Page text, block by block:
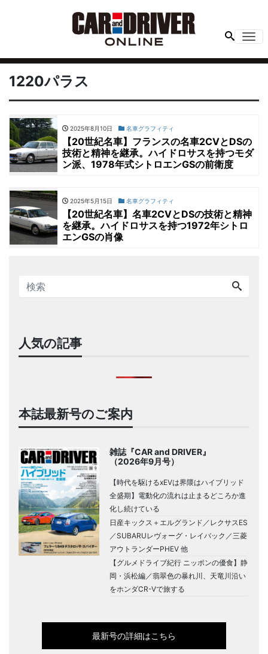
1220パラス
2025年8月10日 名車グラフィティ
【20世紀名車】フランスの名車2CVとDSの
技術と精神を継承。ハイドロサスを持つモダ
ン派、1978年式シトロエンGSの前衛度
2025年5月15日 名車グラフィティ
【20世紀名車】名車2CVとDSの技術と精神
を継承。ハイドロサスを持つ1972年シトロ
エンGSの肖像
人気の記事
本誌最新号のご案内
雑誌『CAR and DRIVER』
（2026年9月号）
【時代を駆けるxEVは界隈はハイブリッド
全盛期】電動化の流れは止まるどころか進
化し続けている
日産キックス＋エルグランド／レクサスES
／SUBARUレヴォーグ・レイバック／三菱
アウトランダーPHEV 他
【グルメドライブ紀行 ニッポンの優食】静
岡・浜松編／翡翠色の暴れ川、天竜川沿い
をホンダCR-Vで旅する
最新号の詳細はこちら